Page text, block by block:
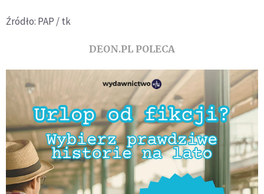
Źródło: PAP / tk
DEON.PL POLECA